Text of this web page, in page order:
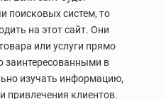
поисковых систем, то
на этот сайт. Они
или услуги прямо
заинтересованными в
изучать информацию,
привлечения клиентов.